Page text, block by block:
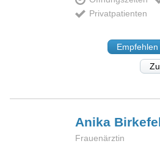
Privatpatienten
Empfehlen
Anika
Frauenärztin